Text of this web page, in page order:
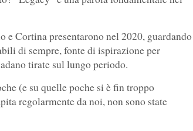
Cortina presentarono nel 2020, guardando
di sempre, fonte di ispirazione per
tirate sul lungo periodo.
(e su quelle poche si è fin troppo
regolarmente da noi, non sono state